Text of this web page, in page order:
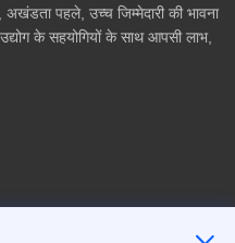
पहले, उच्च जिम्मेदारी की भावना
के सहयोगियों के साथ आपसी लाभ,